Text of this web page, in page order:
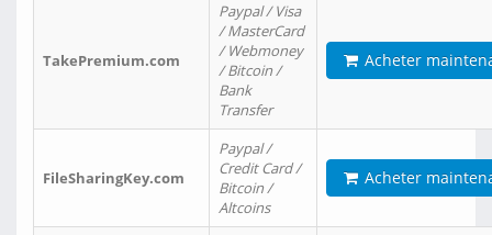
TakePremium.com
Paypal / Visa
/ MasterCard
/ Webmoney
/ Bitcoin /
Bank
Transfer
Acheter
FileSharingKey.com
Paypal /
Credit Card /
Bitcoin /
Altcoins
Acheter